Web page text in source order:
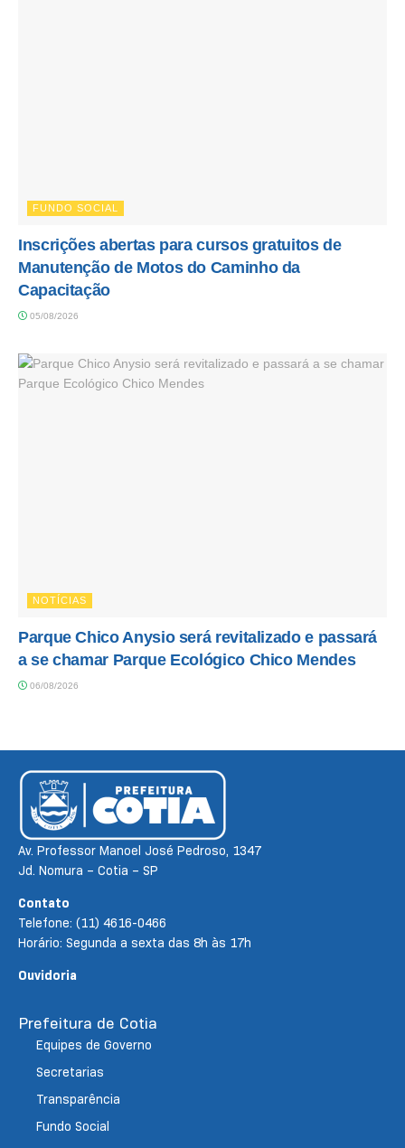
FUNDO SOCIAL
Inscrições abertas para cursos gratuitos de
Manutenção de Motos do Caminho da
Capacitação
05/08/2026
NOTÍCIAS
Parque Chico Anysio será revitalizado e passará
a se chamar Parque Ecológico Chico Mendes
06/08/2026
Av. Professor Manoel José Pedroso, 1347
Jd. Nomura – Cotia – SP
Contato
Telefone: (11) 4616-0466
Horário: Segunda a sexta das 8h às 17h
Ouvidoria
Prefeitura de Cotia
Equipes de Governo
Secretarias
Transparência
Fundo Social